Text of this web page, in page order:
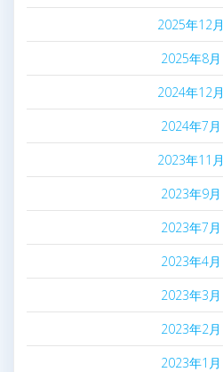
2025年12月
2025年8月
2024年12月
2024年7月
2023年11月
2023年9月
2023年7月
2023年4月
2023年3月
2023年2月
2023年1月